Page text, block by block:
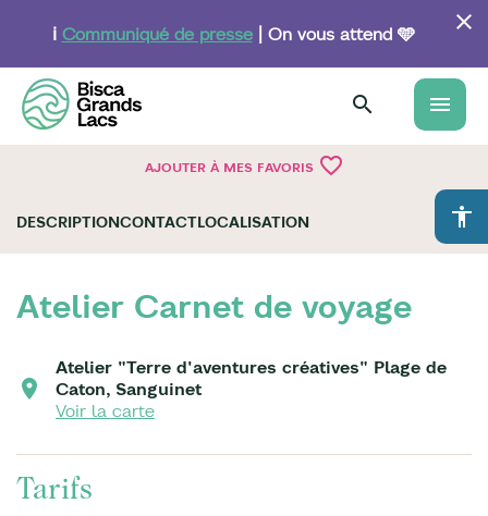
principal
ℹ️ Communiqué de presse| On vous attend 🩵
menu
AJOUTER À MES FAVORIS favorite_border
accessibility
DESCRIPTIONCONTACTLOCALISATION
Atelier Carnet de voyage
Atelier "Terre d'aventures créatives" Plage de
Caton, Sanguinet
Voir la carte
Tarifs